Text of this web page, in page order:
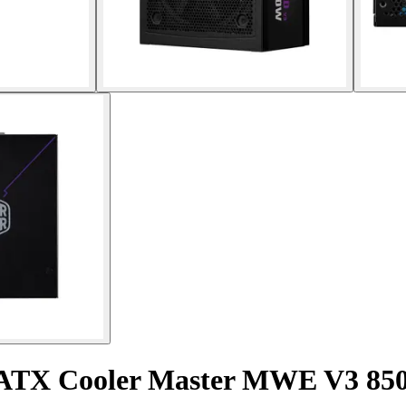
Cooler Master MWE V3